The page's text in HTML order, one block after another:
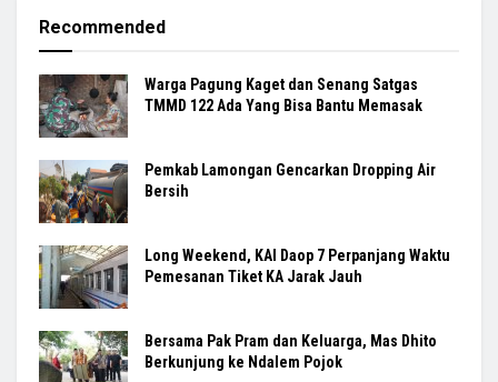
Recommended
Warga Pagung Kaget dan Senang Satgas
TMMD 122 Ada Yang Bisa Bantu Memasak
Pemkab Lamongan Gencarkan Dropping Air
Bersih
Long Weekend, KAI Daop 7 Perpanjang Waktu
Pemesanan Tiket KA Jarak Jauh
Bersama Pak Pram dan Keluarga, Mas Dhito
Berkunjung ke Ndalem Pojok